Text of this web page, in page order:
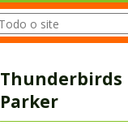
Thunderbirds
Parker